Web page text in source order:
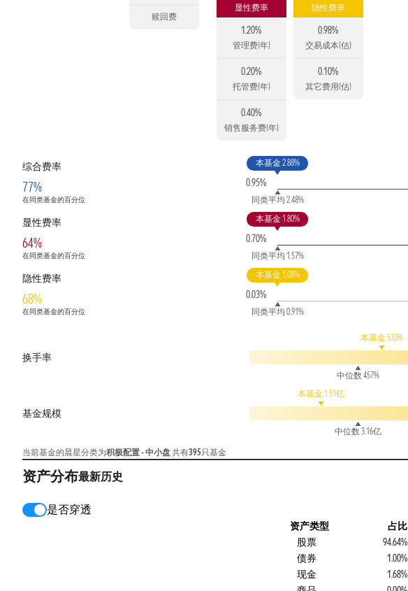
赎回费
显性费率
1.20%
管理费(年)
0.20%
托管费(年)
0.40%
销售服务费(年)
隐性费率
0.98%
交易成本(估)
0.10%
其它费用(估)
综合费率
77%
在同类基金的百分位
0.95%
本基金 2.88%
同类平均 2.48%
显性费率
64%
在同类基金的百分位
0.70%
本基金 1.80%
同类平均 1.57%
隐性费率
68%
在同类基金的百分位
0.03%
本基金 1.08%
同类平均 0.91%
换手率
本基金 533%
中位数 457%
基金规模
本基金 1.51亿
中位数 3.16亿
当前基金的晨星分类为积极配置 - 中小盘共有395只基金
资产分布最新历史
是否穿透
资产类型 占比
股票
94.64%
债券
1.00%
现金
1.68%